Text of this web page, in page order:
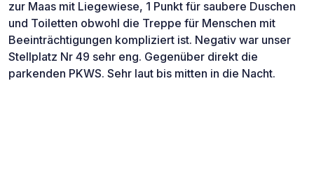
zur Maas mit Liegewiese, 1 Punkt für saubere Duschen
und Toiletten obwohl die Treppe für Menschen mit
Beeinträchtigungen kompliziert ist. Negativ war unser
Stellplatz Nr 49 sehr eng. Gegenüber direkt die
parkenden PKWS. Sehr laut bis mitten in die Nacht.